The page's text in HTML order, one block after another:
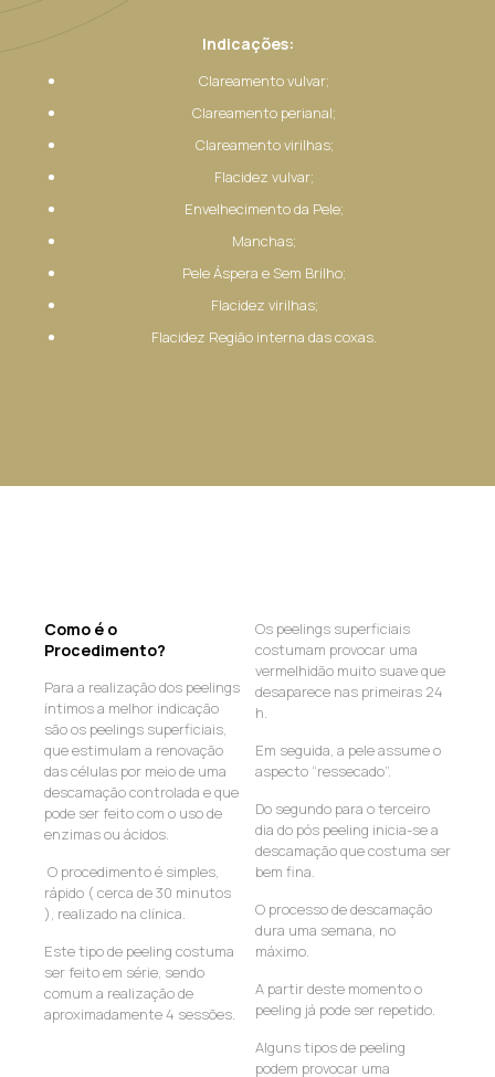
Indicações:
Clareamento vulvar;
Clareamento perianal;
Clareamento virilhas;
Flacidez vulvar;
Envelhecimento da Pele;
Manchas;
Pele Áspera e Sem Brilho;
Flacidez virilhas;
Flacidez Região interna das coxas.
Como é o
Procedimento?
Para a realização dos peelings
íntimos a melhor indicação
são os peelings superficiais,
que estimulam a renovação
das células por meio de uma
descamação controlada e que
pode ser feito com o uso de
enzimas ou ácidos.
O procedimento é simples,
rápido ( cerca de 30 minutos
), realizado na clínica.
Este tipo de peeling costuma
ser feito em série, sendo
comum a realização de
aproximadamente 4 sessões.
Os peelings superficiais
costumam provocar uma
vermelhidão muito suave que
desaparece nas primeiras 24
h.
Em seguida, a pele assume o
aspecto “ressecado”.
Do segundo para o terceiro
dia do pós peeling inicia-se a
descamação que costuma ser
bem fina.
O processo de descamação
dura uma semana, no
máximo.
A partir deste momento o
peeling já pode ser repetido.
Alguns tipos de peeling
podem provocar uma